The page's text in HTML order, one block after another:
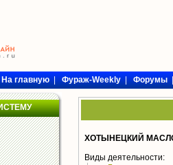
На главную|Фураж-Weekly|Форумы
ХОТЫНЕЦКИЙ
Виды деятельности: